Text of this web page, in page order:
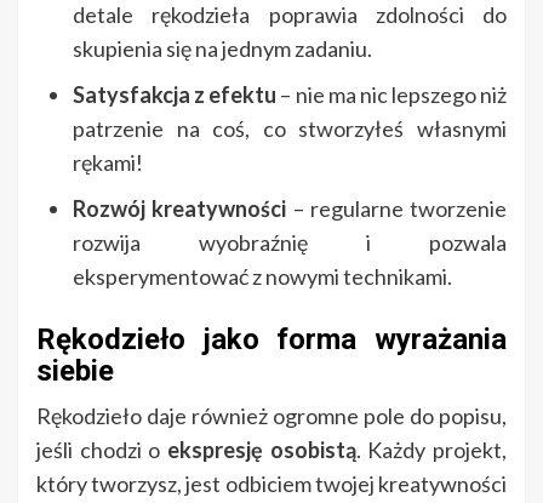
detale rękodzieła poprawia zdolności do
skupienia się na jednym zadaniu.
Satysfakcja z efektu – nie ma nic lepszego niż
patrzenie na coś, co stworzyłeś własnymi
rękami!
Rozwój kreatywności – regularne tworzenie
rozwija wyobraźnię i pozwala
eksperymentować z nowymi technikami.
Rękodzieło jako forma wyrażania
siebie
Rękodzieło daje również ogromne pole do popisu,
jeśli chodzi o ekspresję osobistą. Każdy projekt,
który tworzysz, jest odbiciem twojej kreatywności